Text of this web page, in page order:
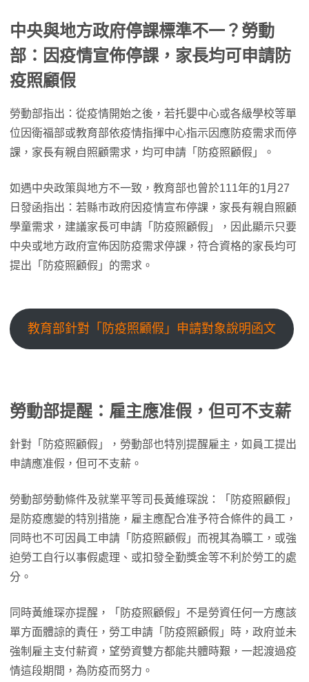
中央與地方政府停課標準不一？勞動
部：因疫情宣佈停課，家長均可申請防
疫照顧假
勞動部指出：從疫情開始之後，若托嬰中心或各級學校等單
位因衛福部或教育部依疫情指揮中心指示因應防疫需求而停
課，家長有親自照顧需求，均可申請「防疫照顧假」。
如遇中央政策與地方不一致，教育部也曾於111年的1月27
日發函指出：若縣市政府因疫情宣布停課，家長有親自照顧
學童需求，建議家長可申請「防疫照顧假」，因此顯示只要
中央或地方政府宣佈因防疫需求停課，符合資格的家長均可
提出「防疫照顧假」的需求。
教育部針對「防疫照顧假」申請對象說明函文
勞動部提醒：雇主應准假，但可不支薪
針對「防疫照顧假」，勞動部也特別提醒雇主，如員工提出
申請應准假，但可不支薪。
勞動部勞動條件及就業平等司長黃維琛說：「防疫照顧假」
是防疫應變的特別措施，雇主應配合准予符合條件的員工，
同時也不可因員工申請「防疫照顧假」而視其為曠工，或強
迫勞工自行以事假處理、或扣發全勤獎金等不利於勞工的處
分。
同時黃維琛亦提醒，「防疫照顧假」不是勞資任何一方應該
單方面體諒的責任，勞工申請「防疫照顧假」時，政府並未
強制雇主支付薪資，望勞資雙方都能共體時艱，一起渡過疫
情這段期間，為防疫而努力。